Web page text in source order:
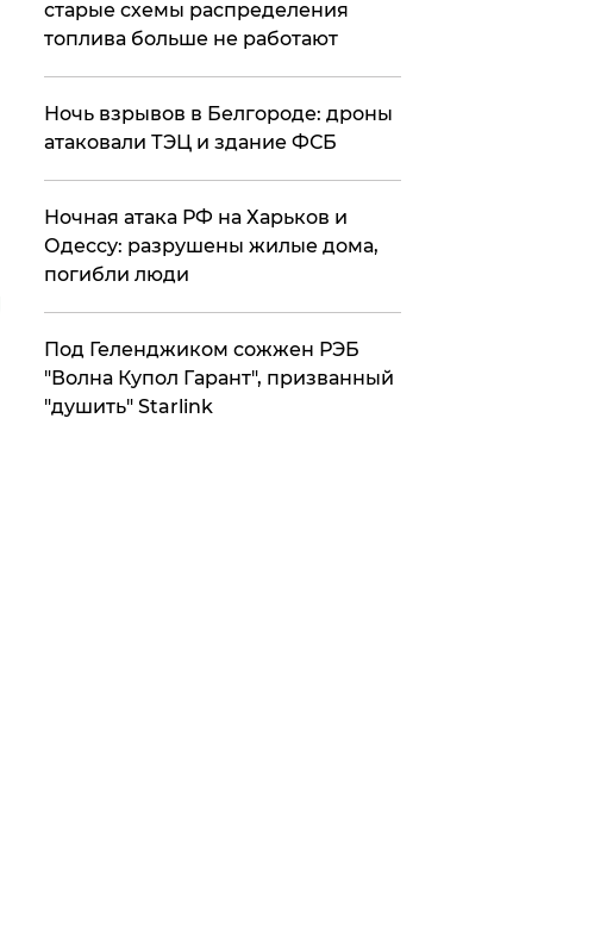
старые схемы распределения
топлива больше не работают
​Ночь взрывов в Белгороде: дроны
атаковали ТЭЦ и здание ФСБ
​Ночная атака РФ на Харьков и
Одессу: разрушены жилые дома,
погибли люди
Под Геленджиком сожжен РЭБ
"Волна Купол Гарант", призванный
"душить" Starlink